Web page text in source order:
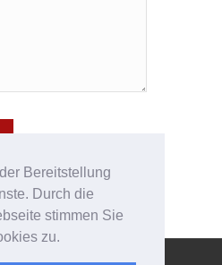
Bereitstellung
Durch die
stimmen Sie
zu.
Mehr Effizienz im Büro - mehr